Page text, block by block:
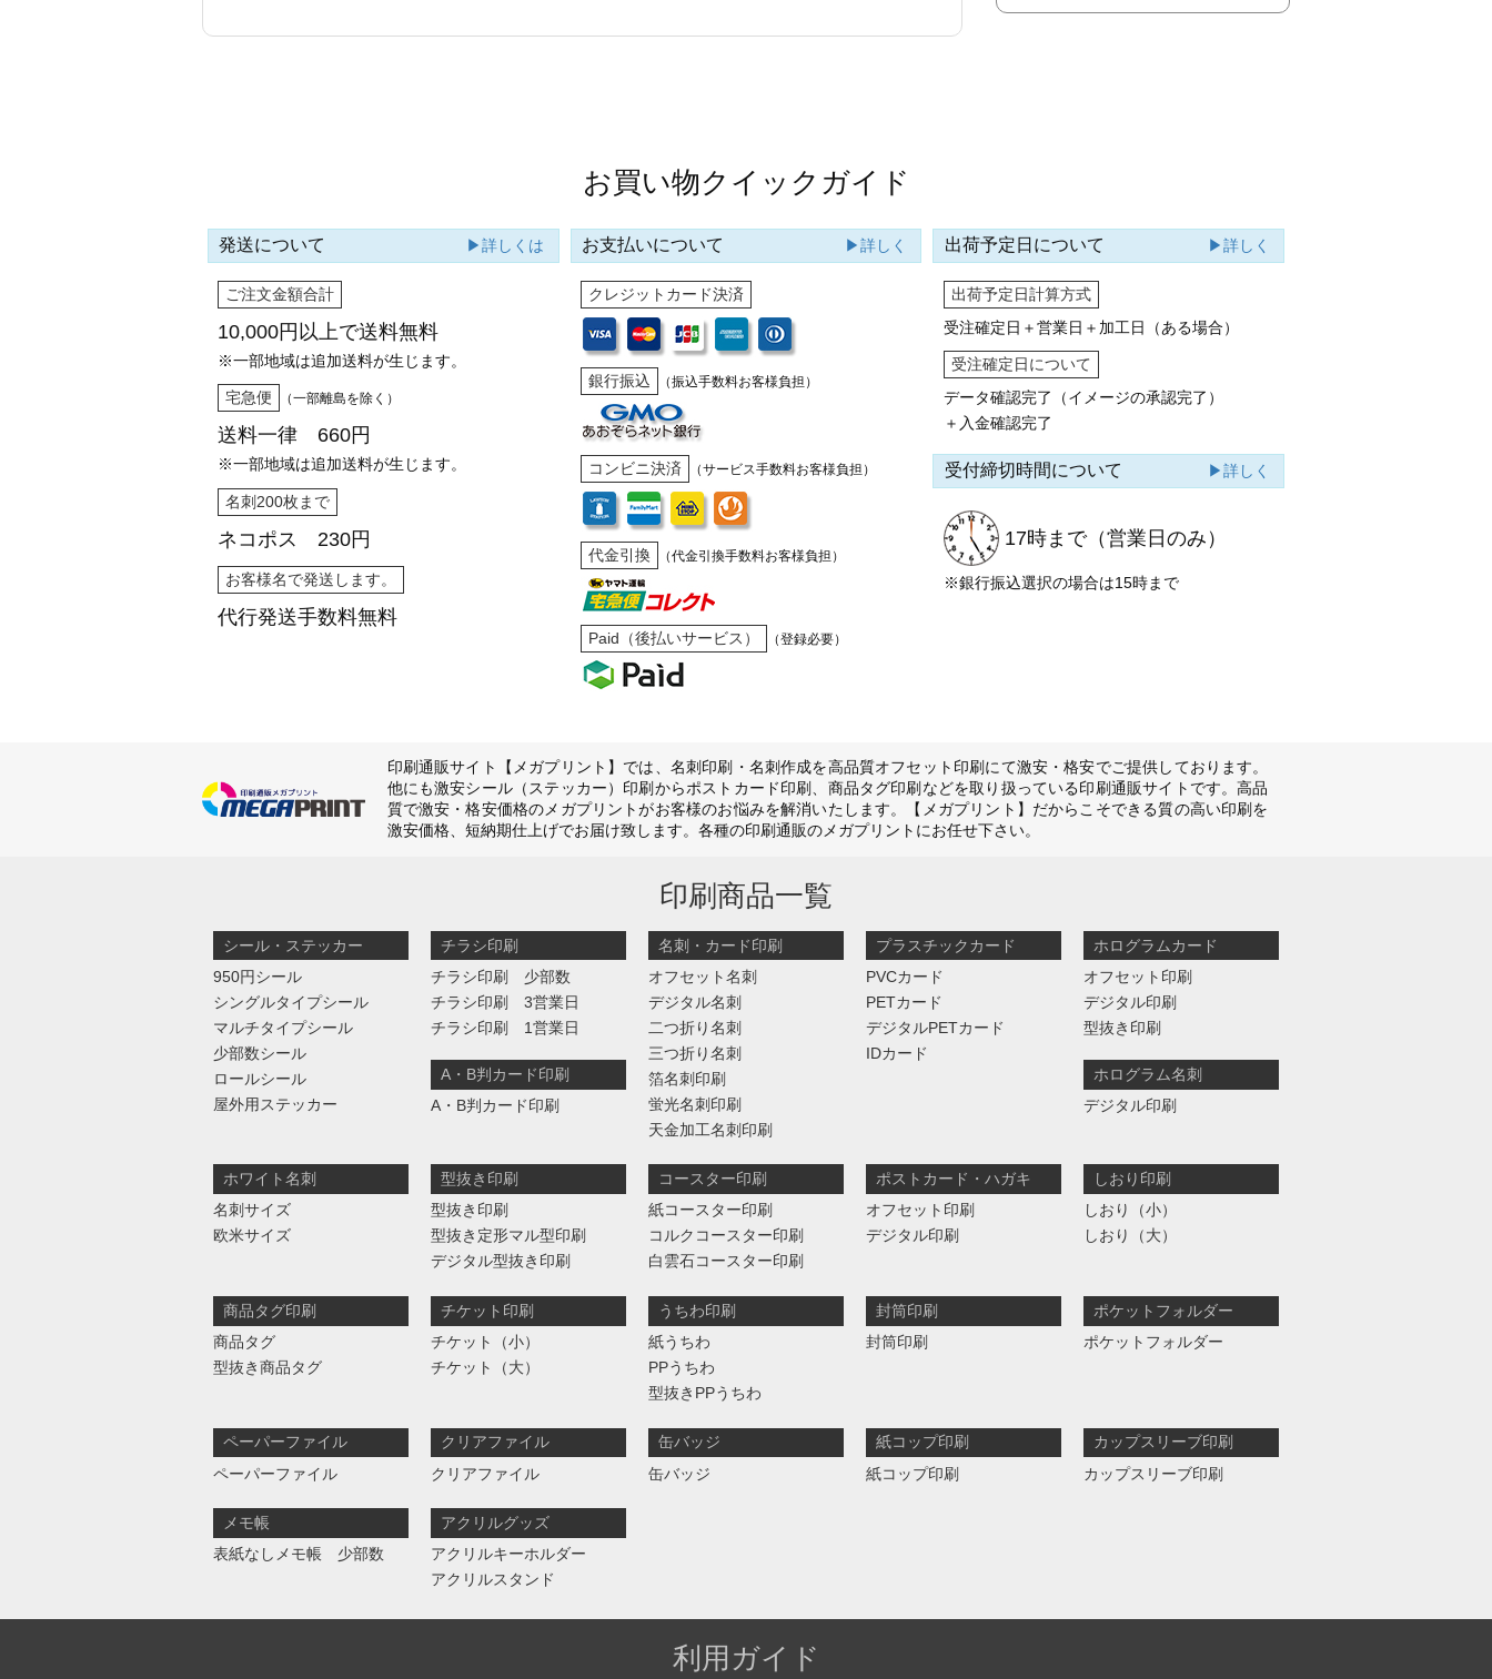
お買い物クイックガイド
発送について ▶詳しくは
ご注文金額合計
10,000円以上で送料無料
※一部地域は追加送料が生じます。
宅急便 （一部離島を除く）
送料一律 660円
※一部地域は追加送料が生じます。
名刺200枚まで
ネコポス 230円
お客様名で発送します。
代行発送手数料無料
お支払いについて ▶詳しく
クレジットカード決済
銀行振込 （振込手数料お客様負担）
コンビニ決済 （サービス手数料お客様負担）
代金引換 （代金引換手数料お客様負担）
Paid（後払いサービス） （登録必要）
出荷予定日について ▶詳しく
出荷予定日計算方式
受注確定日＋営業日＋加工日（ある場合）
受注確定日について
データ確認完了（イメージの承認完了）
＋入金確認完了
受付締切時間について ▶詳しく
17時まで（営業日のみ）
※銀行振込選択の場合は15時まで
印刷通販サイト【メガプリント】では、名刺印刷・名刺作成を高品質オフセット印刷にて激安・格安でご提供しております。
他にも激安シール（ステッカー）印刷からポストカード印刷、商品タグ印刷などを取り扱っている印刷通販サイトです。高品
質で激安・格安価格のメガプリントがお客様のお悩みを解消いたします。【メガプリント】だからこそできる質の高い印刷を
激安価格、短納期仕上げでお届け致します。各種の印刷通販のメガプリントにお任せ下さい。
印刷商品一覧
シール・ステッカー
950円シール
シングルタイプシール
マルチタイプシール
少部数シール
ロールシール
屋外用ステッカー
チラシ印刷
チラシ印刷 少部数
チラシ印刷 3営業日
チラシ印刷 1営業日
A・B判カード印刷
A・B判カード印刷
名刺・カード印刷
オフセット名刺
デジタル名刺
二つ折り名刺
三つ折り名刺
箔名刺印刷
蛍光名刺印刷
天金加工名刺印刷
プラスチックカード
PVCカード
PETカード
デジタルPETカード
IDカード
ホログラムカード
オフセット印刷
デジタル印刷
型抜き印刷
ホログラム名刺
デジタル印刷
ホワイト名刺
名刺サイズ
欧米サイズ
型抜き印刷
型抜き印刷
型抜き定形マル型印刷
デジタル型抜き印刷
コースター印刷
紙コースター印刷
コルクコースター印刷
白雲石コースター印刷
ポストカード・ハガキ
オフセット印刷
デジタル印刷
しおり印刷
しおり（小）
しおり（大）
商品タグ印刷
商品タグ
型抜き商品タグ
チケット印刷
チケット（小）
チケット（大）
うちわ印刷
紙うちわ
PPうちわ
型抜きPPうちわ
封筒印刷
封筒印刷
ポケットフォルダー
ポケットフォルダー
ペーパーファイル
ペーパーファイル
クリアファイル
クリアファイル
缶バッジ
缶バッジ
紙コップ印刷
紙コップ印刷
カップスリーブ印刷
カップスリーブ印刷
メモ帳
表紙なしメモ帳 少部数
アクリルグッズ
アクリルキーホルダー
アクリルスタンド
利用ガイド